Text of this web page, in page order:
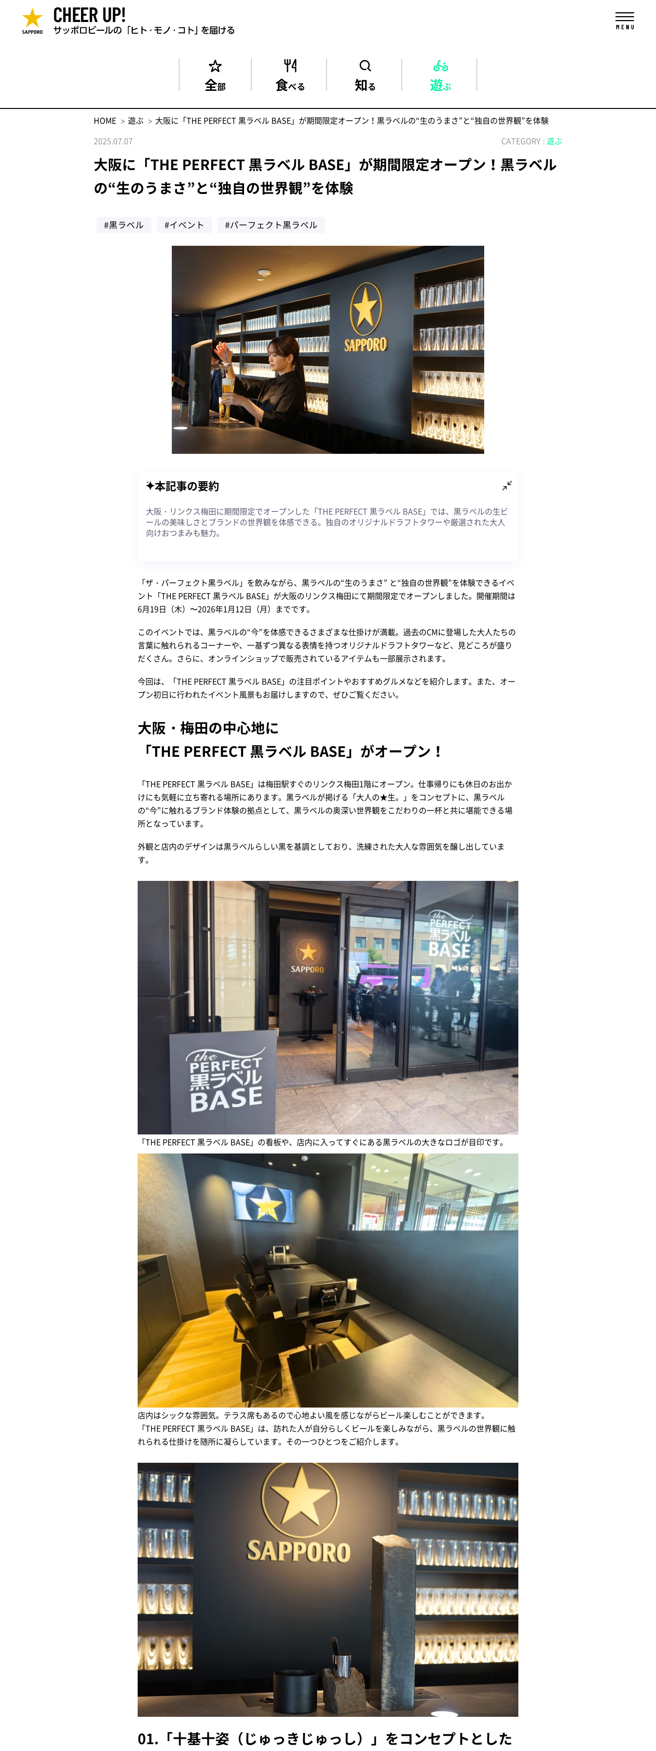
全部 食べる 知る 遊ぶ
HOME 遊ぶ
大阪に「THE PERFECT 黒ラベル BASE」が期間限定オープン！黒ラベルの“生のうまさ”と“独自の世界観”を体験
2025.07.07
CATEGORY : 遊ぶ
大阪に「THE PERFECT 黒ラベル BASE」が期間限定オープン！黒ラベル
の“生のうまさ”と“独自の世界観”を体験
#黒ラベル #イベント #パーフェクト黒ラベル
本記事の要約
大阪・リンクス梅田に期間限定でオープンした「THE PERFECT 黒ラベル BASE」では、黒ラベルの生ビ
ールの美味しさとブランドの世界観を体感できる。独自のオリジナルドラフトタワーや厳選された大人
向けおつまみも魅力。
「ザ・パーフェクト黒ラベル」を飲みながら、黒ラベルの“生のうまさ” と“独自の世界観”を体験できるイベ
ント「THE PERFECT 黒ラベル BASE」が大阪のリンクス梅田にて期間限定でオープンしました。開催期間は
6月19日（木）〜2026年1月12日（月）までです。
このイベントでは、黒ラベルの“今”を体感できるさまざまな仕掛けが満載。過去のCMに登場した大人たちの
言葉に触れられるコーナーや、一基ずつ異なる表情を持つオリジナルドラフトタワーなど、見どころが盛り
だくさん。さらに、オンラインショップで販売されているアイテムも一部展示されます。
今回は、「THE PERFECT 黒ラベル BASE」の注目ポイントやおすすめグルメなどを紹介します。また、オー
プン初日に行われたイベント風景もお届けしますので、ぜひご覧ください。
大阪・梅田の中心地に
「THE PERFECT 黒ラベル BASE」がオープン！
「THE PERFECT 黒ラベル BASE」は梅田駅すぐのリンクス梅田1階にオープン。仕事帰りにも休日のお出か
けにも気軽に立ち寄れる場所にあります。黒ラベルが掲げる「大人の★生。」をコンセプトに、黒ラベル
の“今”に触れるブランド体験の拠点として、黒ラベルの奥深い世界観をこだわりの一杯と共に堪能できる場
所となっています。
外観と店内のデザインは黒ラベルらしい黒を基調としており、洗練された大人な雰囲気を醸し出していま
す。
「THE PERFECT 黒ラベル BASE」の看板や、店内に入ってすぐにある黒ラベルの大きなロゴが目印です。
店内はシックな雰囲気。テラス席もあるので心地よい風を感じながらビール楽しむことができます。
「THE PERFECT 黒ラベル BASE」は、訪れた人が自分らしくビールを楽しみながら、黒ラベルの世界観に触
れられる仕掛けを随所に凝らしています。その一つひとつをご紹介します。
01. 「十基十姿（じゅっきじゅっし）」をコンセプトとした